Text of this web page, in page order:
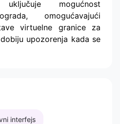
mogućnost
omogućavajući
virtuelne granice za
upozorenja kada se
interfejs